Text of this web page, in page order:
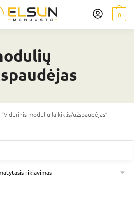
0
modulių laikiklis/užspaudėjas”